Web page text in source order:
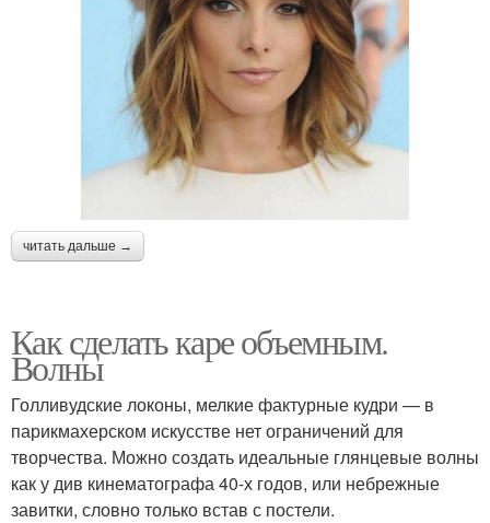
читать дальше →
Как сделать каре объемным.
Волны
Голливудские локоны, мелкие фактурные кудри — в
парикмахерском искусстве нет ограничений для
творчества. Можно создать идеальные глянцевые волны
как у див кинематографа 40-х годов, или небрежные
завитки, словно только встав с постели.